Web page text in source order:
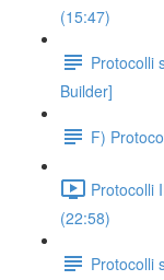
(15:47)
Protocolli
Builder]
F)
Protocolli
(22:58)
Protocolli